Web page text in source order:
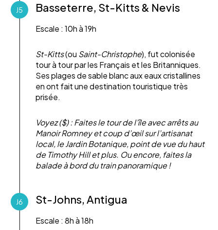
J5 Basseterre, St-Kitts & Nevis
Escale : 10h à 19h
St-Kitts(ou Saint-Christophe), fut colonisée
tour à tour par les Français et les Britanniques.
Ses plages de sable blanc aux eaux cristallines
en ont fait une destination touristique très
prisée.
Voyez ($) : Faites le tour de l’île avec arrêts au
Manoir Romney et coup d’œil sur l’artisanat
local, le Jardin Botanique, point de vue du haut
de Timothy Hill et plus. Ou encore, faites la
balade à bord du train panoramique !
J6 St-Johns, Antigua
Escale : 8h à 18h